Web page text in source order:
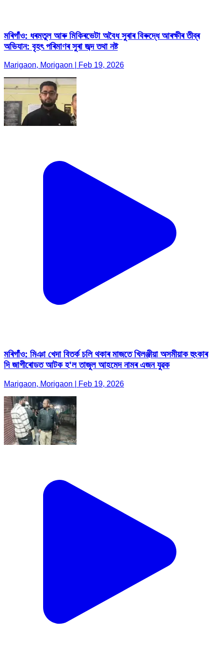
মৰিগাঁও: ধৰমতুল আৰু মিকিৰভেটা অবৈধ সুৰাৰ বিৰুদ্ধে আৰক্ষীৰ তীব্ৰ
অভিযান: বৃহৎ পৰিমাণৰ সুৰা জব্দ তথা নষ্ট
Marigaon, Morigaon | Feb 19, 2026
মৰিগাঁও: মিঞা খেদা বিতৰ্ক চলি থকাৰ মাজতে খিলঞ্জীয়া অসমীয়াক হুংকাৰ
দি জাগীৰোডত আটক হ'ল তাজুল আহমেদ নামৰ এজন যুৱক
Marigaon, Morigaon | Feb 19, 2026